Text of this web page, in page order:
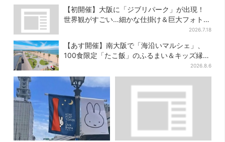
【初開催】大阪に「ジブリパーク」が出現！
世界観がすごい…細かな仕掛け＆巨大フォトス
2026.7.18
【あす開催】南大阪で「海沿いマルシェ」、
100食限定「たこ飯」のふるまい＆キッズ縁日
2026.8.6